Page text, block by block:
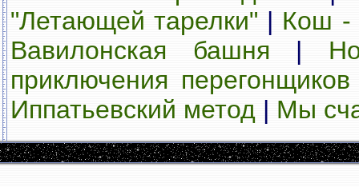
"Летающей тарелки" | Кош -
Вавилонская башня |
приключения перегонщиков
Иппатьевский метод | Мы